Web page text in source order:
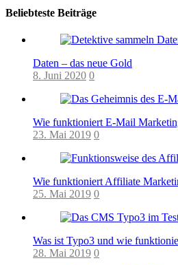
Beliebteste Beiträge
Daten – das neue Gold
8. Juni 2020 0
Wie funktioniert E-Mail
23. Mai 2019 0
Wie funktioniert Affiliate
25. Mai 2019 0
Was ist Typo3 und wie
28. Mai 2019 0